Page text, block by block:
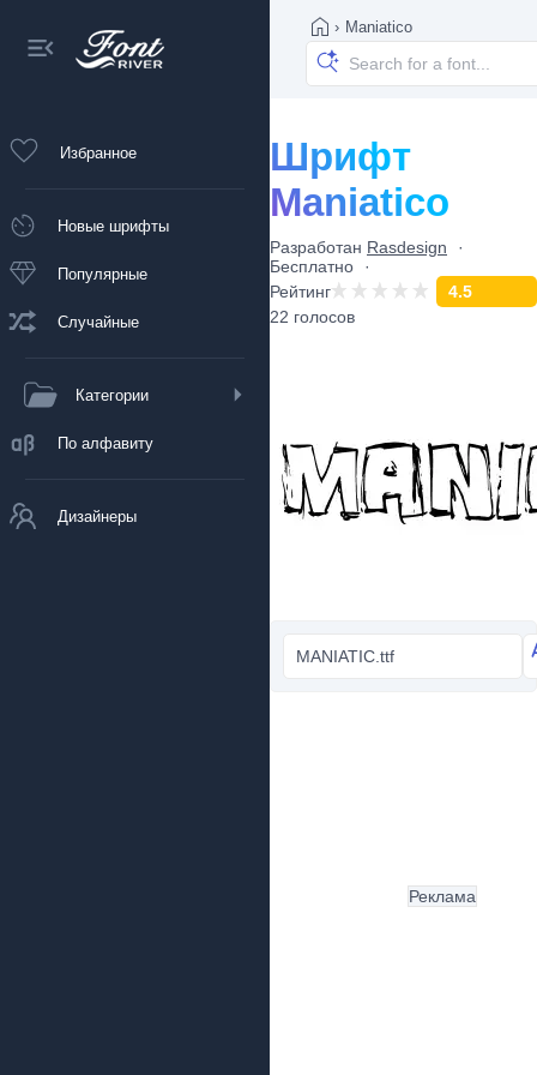
Избранное
Новые шрифты
Популярные
Случайные
Категории
По алфавиту
Дизайнеры
› Maniatico
Шрифт
Maniatico
Разработан Rasdesign
Бесплатно
Рейтинг
4.5
22 голосов
MANIATIC.ttf
Реклама